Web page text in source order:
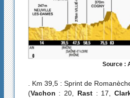
Source :
. Km 39,5 : Sprint de
(Vachon : 20, Rast: 17,